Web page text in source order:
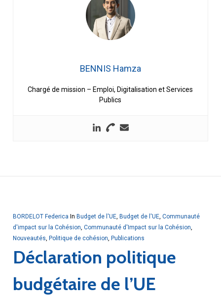
BENNIS Hamza
Chargé de mission – Emploi, Digitalisation et Services
Publics
BORDELOT Federica In Budget de l'UE, Budget de l'UE, Communauté
d'impact sur la Cohésion, Communauté d'Impact sur la Cohésion,
Nouveautés, Politique de cohésion, Publications
Déclaration politique
budgétaire de l’UE